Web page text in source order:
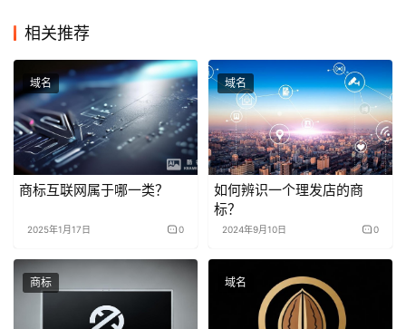
相关推荐
域名
商标互联网属于哪一类？
2025年1月17日 0
域名
如何辨识一个理发店的商
标？
2024年9月10日 0
商标 域名